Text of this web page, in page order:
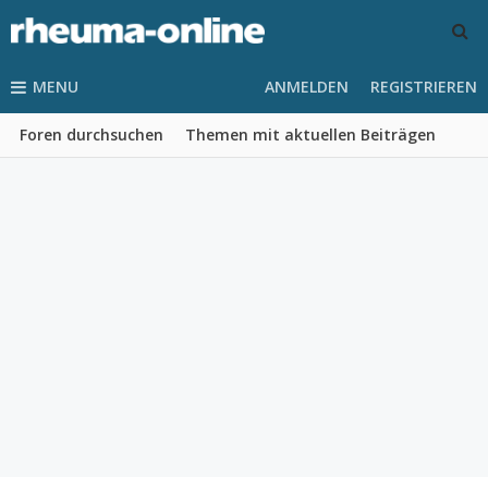
MENU
Foren durchsuchen Themen mit aktuellen Beiträgen
ANMELDEN REGISTRIEREN